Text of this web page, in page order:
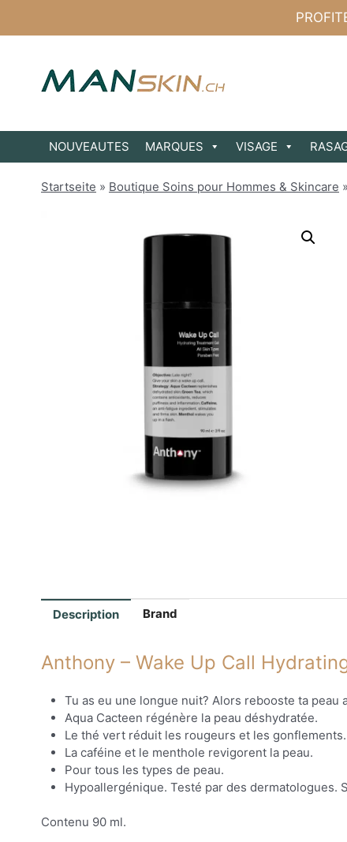
NOUVEAUTES MARQUES VISAGE
Startseite » Boutique Soins pour Hommes & Skincare »
Description Brand
Anthony – Wake Up Call
Tu as eu une longue nuit? Alors rebooste ta peau
Aqua Cacteen régénère la peau déshydratée.
Le thé vert réduit les rougeurs et les gonflements.
La caféine et le menthole revigorent la peau.
Pour tous les types de peau.
Hypoallergénique. Testé par des dermatologues.
Contenu 90 ml.